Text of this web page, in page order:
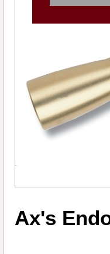
Ax's